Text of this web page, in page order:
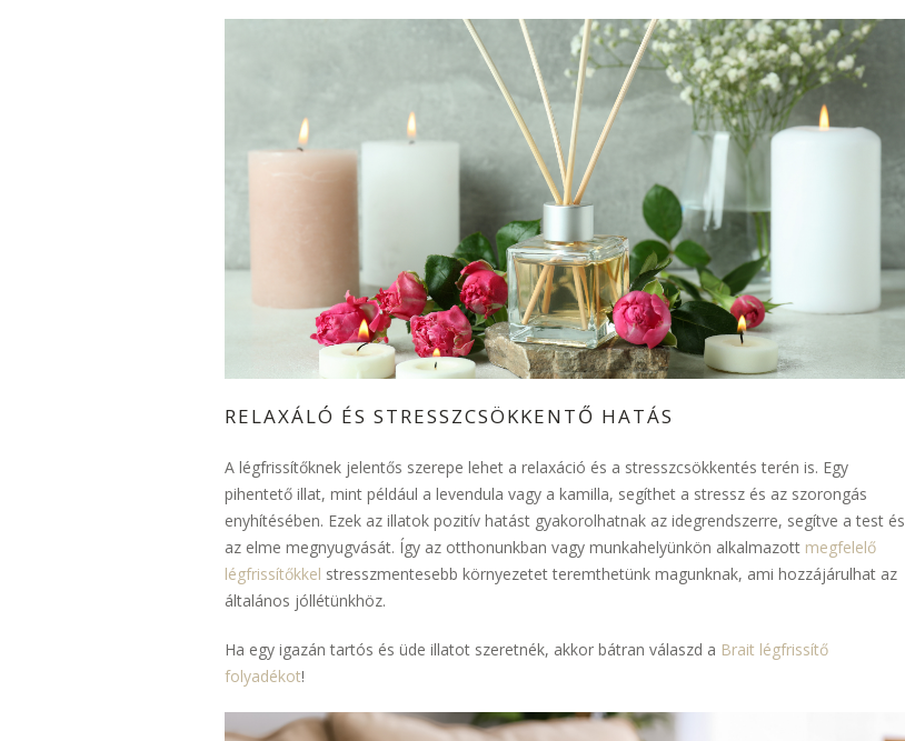
RELAXÁLÓ ÉS STRESSZCSÖKKENTŐ HATÁS
A légfrissítőknek jelentős szerepe lehet a relaxáció és a stresszcsökkentés terén is. Egy
pihentető illat, mint például a levendula vagy a kamilla, segíthet a stressz és az szorongás
enyhítésében. Ezek az illatok pozitív hatást gyakorolhatnak az idegrendszerre, segítve a test és
az elme megnyugvását. Így az otthonunkban vagy munkahelyünkön alkalmazott megfelelő
légfrissítőkkel stresszmentesebb környezetet teremthetünk magunknak, ami hozzájárulhat az
általános jóllétünkhöz.
Ha egy igazán tartós és üde illatot szeretnék, akkor bátran válaszd a Brait légfrissítő
folyadékot!